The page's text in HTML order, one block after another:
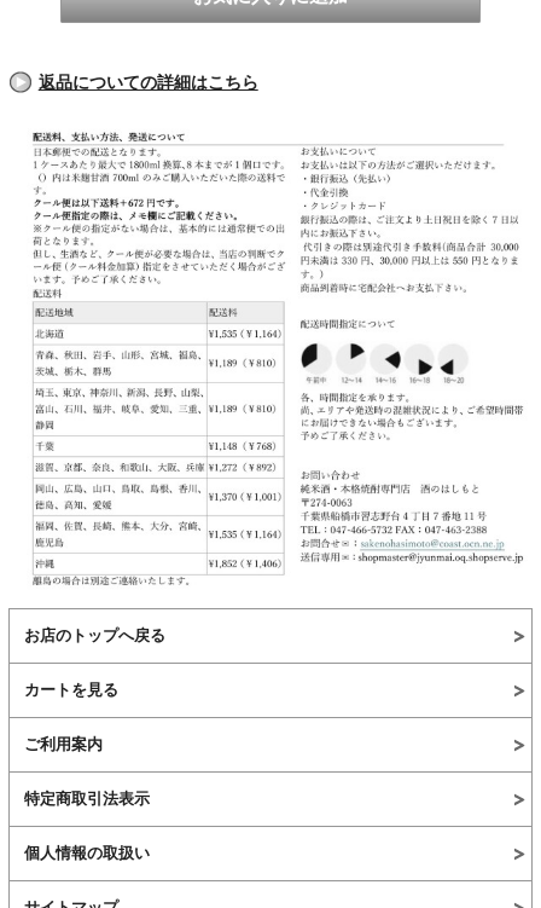
返品についての詳細はこちら
お店のトップへ戻る
カートを見る
ご利用案内
特定商取引法表示
個人情報の取扱い